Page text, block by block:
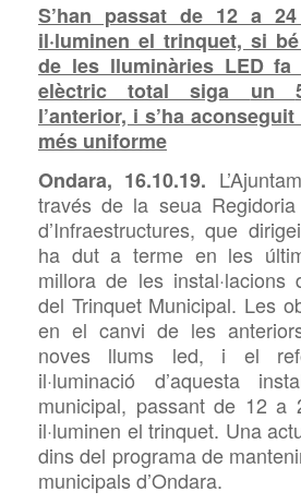
S’han passat de 12 a
il·luminen el trinquet, si bé
de les lluminàries LED
elèctric total siga un
l’anterior, i s’ha aconseguit
més uniforme
Ondara, 16.10.19.
través de la seua
d’Infraestructures, que
ha dut a terme en les
millora de les instal·lacions
del Trinquet Municipal. Les
en el canvi de les
noves llums led, i el
il·luminació d’aquesta
municipal, passant de 12 a
il·luminen el trinquet. Una
dins del programa de
municipals d’Ondara.